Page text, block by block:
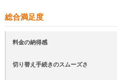
総合満足度
料金の納得感
切り替え手続きのスムーズさ